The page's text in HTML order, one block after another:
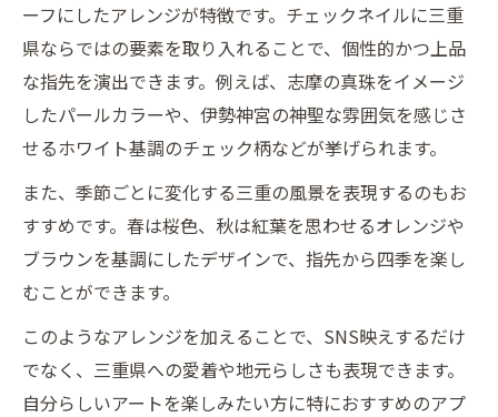
ーフにしたアレンジが特徴です。チェックネイルに三重
県ならではの要素を取り入れることで、個性的かつ上品
な指先を演出できます。例えば、志摩の真珠をイメージ
したパールカラーや、伊勢神宮の神聖な雰囲気を感じさ
せるホワイト基調のチェック柄などが挙げられます。
また、季節ごとに変化する三重の風景を表現するのもお
すすめです。春は桜色、秋は紅葉を思わせるオレンジや
ブラウンを基調にしたデザインで、指先から四季を楽し
むことができます。
このようなアレンジを加えることで、SNS映えするだけ
でなく、三重県への愛着や地元らしさも表現できます。
自分らしいアートを楽しみたい方に特におすすめのアプ